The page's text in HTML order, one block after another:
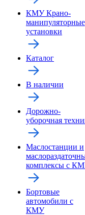
КМУ Крано-
манипуляторные
установки
Каталог
В наличии
Дорожно-
уборочная
Маслостанции и
комплексы с
Бортовые
автомобили с
КМУ